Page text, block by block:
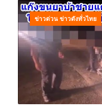
ข่าวด่วน ข่าวดังทั่วไทย